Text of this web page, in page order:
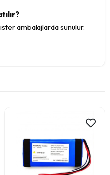
ambalajlarda sunulur.